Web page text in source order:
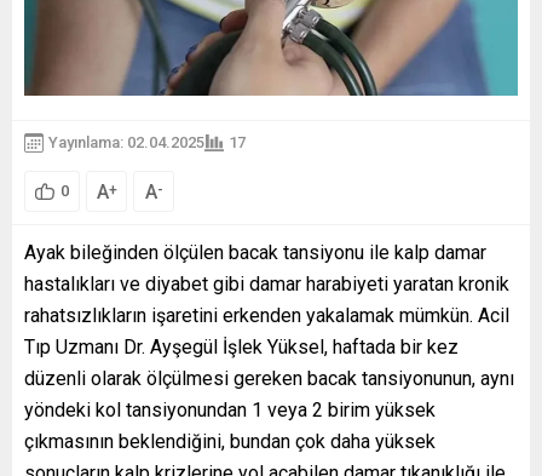
Yayınlama: 02.04.2025 17
0 A+ A-
Ayak bileğinden ölçülen bacak tansiyonu ile kalp damar
hastalıkları ve diyabet gibi damar harabiyeti yaratan kronik
rahatsızlıkların işaretini erkenden yakalamak mümkün. Acil
Tıp Uzmanı Dr. Ayşegül İşlek Yüksel, haftada bir kez
düzenli olarak ölçülmesi gereken bacak tansiyonunun, aynı
yöndeki kol tansiyonundan 1 veya 2 birim yüksek
çıkmasının beklendiğini, bundan çok daha yüksek